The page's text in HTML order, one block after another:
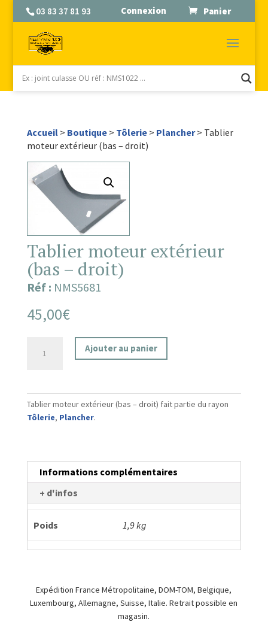
03 83 37 81 93 Connexion Panier
Accueil> Boutique> Tôlerie> Plancher> Tablier
moteur extérieur (bas – droit)
Tablier moteur extérieur
(bas – droit)
Réf : NMS5681
45,00€
extérieur
(bas
-
Ajouter au panier
Tablier moteur extérieur (bas – droit) fait partie du rayon
Tôlerie, Plancher.
Informations complémentaires
+ d'infos
Poids 1,9 kg
Expédition France Métropolitaine, DOM-TOM, Belgique,
Luxembourg, Allemagne, Suisse, Italie. Retrait possible en
magasin.